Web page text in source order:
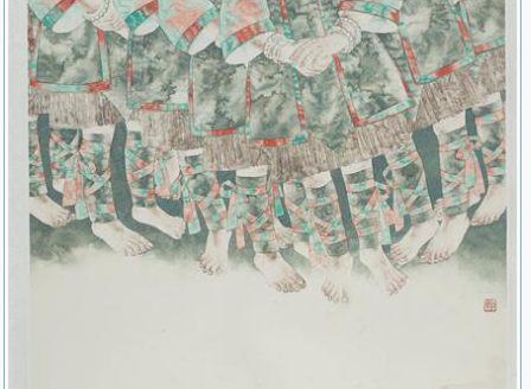
著名女画家联展”北京画院美术馆2007年“学院经典”工笔画作品展，
湖北美术学院美术馆2007年“墨缘100”，北京东区艺术中心2008
年“彩色的世界”国际女艺术家作品展，北京中国美术馆2008年“北京
女美术家联谊会三年展”，北京中国美术馆2008年“奥林匹克美术大
会”，北京中国国际展览中心2008年“全国廉政文化绘画书法作品
展”，北京中国美术馆2008年“味象－澄怀”中国当代水磨邀请展，台
北大象艺术空间2008年“深圳国际水墨双年展“，深圳美术馆2009
年“微观与精致”，北京中国美术馆
获 奖
1984年〖彝村集市〗北京市美展优秀奖1985年〖海南纪行〗海
军文艺创作三等奖1986年〖结伴〗首届民族大家庭美术、摄影、书
法展览优秀奖1986年〖春夜〗八十年代画展优秀奖1988年〖酥油〗